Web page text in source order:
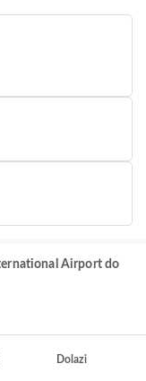
Airport do
Dolazi